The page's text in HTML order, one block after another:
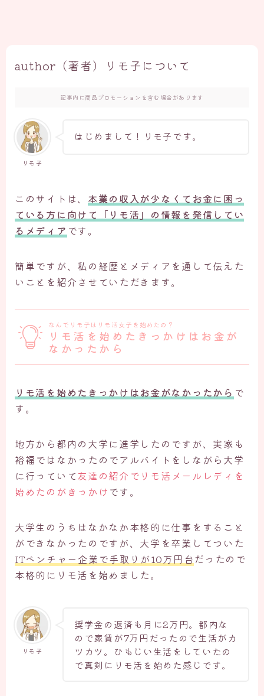
author（著者）リモ子について
記事内に商品プロモーションを含む場合があります
リモ子
はじめまして！リモ子です。
このサイトは、 本業の収入が少なくてお金に困っ
ている方に向けて「リモ活」の情報を発信してい
るメディア です。
簡単ですが、私の経歴とメディアを通して伝えた
いことを紹介させていただきます。
なんでリモ子はリモ活女子を始めたの？
リモ活を始めたきっかけはお金が
なかったから
リモ活を始めたきっかけはお金がなかったから で
す。
地方から都内の大学に進学したのですが、実家も
裕福ではなかったのでアルバイトをしながら大学
に行っていて 友達の紹介でリモ活メールレディを
始めたのがきっかけ です。
大学生のうちはなかなか本格的に仕事をすること
ができなかったのですが、大学を卒業してついた
ITベンチャー企業で手取りが10万円台だったので
本格的にリモ活を始めました。
リモ子
奨学金の返済も月に2万円。都内な
ので家賃が7万円だったので生活がカ
ツカツ。ひもじい生活をしていたの
で真剣にリモ活を始めた感じです。